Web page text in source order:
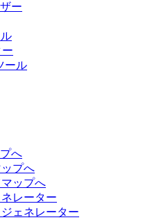
ー
ール
へ
プへ
ップへ
レーター
ェネレーター